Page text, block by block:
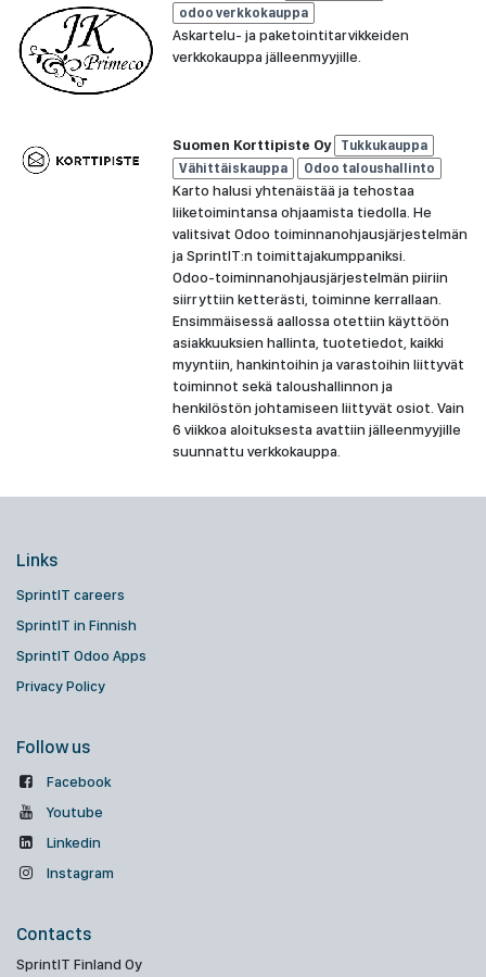
odoo verkkokauppa
Askartelu- ja paketointitarvikkeiden
verkkokauppa jälle​enmyyjille.
Suomen Korttipiste Oy
Tukkukauppa
Vähittäiskauppa
Odoo taloushallinto
Karto halusi yhtenäistää ja tehostaa
liiketoimintansa ohjaamista tiedolla. He
valitsivat Odoo toiminnanohjausjärjestelmän
ja SprintIT:n toimittajakumppaniksi.
Odoo-toiminnanohjausjärjestelmän piiriin
siirryttiin ketterästi, toiminne kerrallaan.
Ensimmäisessä aallossa otettiin käyttöön
asiakkuuksien hallinta, tuotetiedot, kaikki
myyntiin, hankintoihin ja varastoihin liittyvät
toiminnot sekä taloushallinnon ja
henkilöstön johtamiseen liittyvät osiot. Vain
6 viikkoa aloituksesta avattiin jälleenmyyjille
suunnattu verkkokauppa.
Links
SprintIT careers
SprintIT in Finnish
SprintIT Odoo Apps
Privacy Policy
Follow us
Facebook
Youtube
Linkedin
Instagram
Contacts
SprintIT Finland Oy